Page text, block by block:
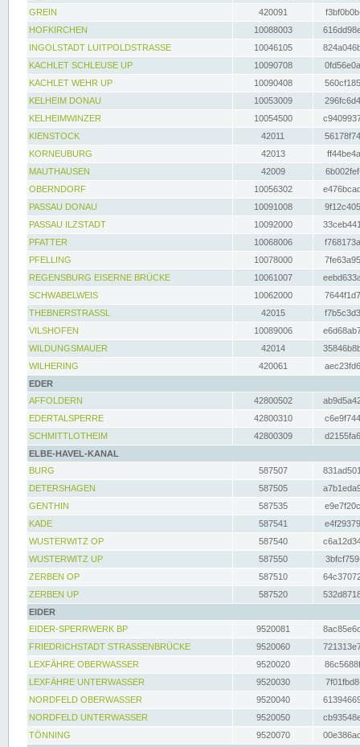
GREIN
420091
HOFKIRCHEN
10088003
INGOLSTADT LUITPOLDSTRASSE
10046105
KACHLET SCHLEUSE UP
10090708
KACHLET WEHR UP
10090408
KELHEIM DONAU
10053009
KELHEIMWINZER
10054500
KIENSTOCK
42011
KORNEUBURG
42013
MAUTHAUSEN
42009
OBERNDORF
10056302
PASSAU DONAU
10091008
PASSAU ILZSTADT
10092000
PFATTER
10068006
PFELLING
10078000
REGENSBURG EISERNE BRÜCKE
10061007
SCHWABELWEIS
10062000
THEBNERSTRASSL
42015
VILSHOFEN
10089006
WILDUNGSMAUER
42014
WILHERING
420061
EDER
AFFOLDERN
42800502
EDERTALSPERRE
42800310
SCHMITTLOTHEIM
42800309
ELBE-HAVEL-KANAL
BURG
587507
DETERSHAGEN
587505
GENTHIN
587535
KADE
587541
WUSTERWITZ OP
587540
WUSTERWITZ UP
587550
ZERBEN OP
587510
ZERBEN UP
587520
EIDER
EIDER-SPERRWERK BP
9520081
FRIEDRICHSTADT STRASSENBRÜCKE
9520060
LEXFÄHRE OBERWASSER
9520020
LEXFÄHRE UNTERWASSER
9520030
NORDFELD OBERWASSER
9520040
NORDFELD UNTERWASSER
9520050
TÖNNING
9520070